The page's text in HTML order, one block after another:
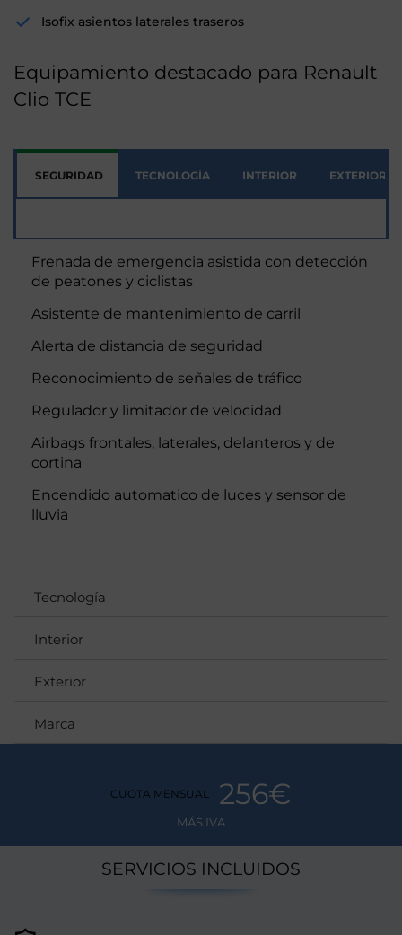
Isofix asientos laterales traseros
Equipamiento destacado para Renault
Clio TCE
SEGURIDAD TECNOLOGÍA INTERIOR EXTERIOR
Frenada de emergencia asistida con detección
de peatones y ciclistas
Asistente de mantenimiento de carril
Alerta de distancia de seguridad
Reconocimiento de señales de tráfico
Regulador y limitador de velocidad
Airbags frontales, laterales, delanteros y de
cortina
Encendido automatico de luces y sensor de
lluvia
Tecnología
Interior
Exterior
Marca
CUOTA MENSUAL 256€
MÁS IVA
SERVICIOS INCLUIDOS